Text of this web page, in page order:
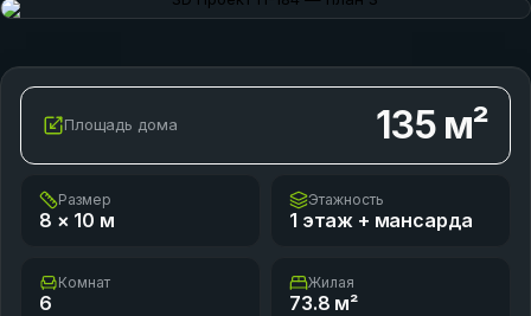
Площадь дома 135м²
Размер
8 × 10 м
Этажность
1 этаж + мансарда
Комнат
6
Жилая
73.8 м²